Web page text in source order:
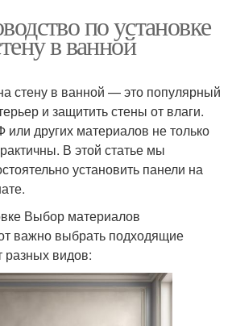
по установке
в ванной
стену в ванной — это популярный
и защитить стены от влаги.
других материалов не только
В этой статье мы
установить панели на
Выбор материалов
важно выбрать подходящие
видов: